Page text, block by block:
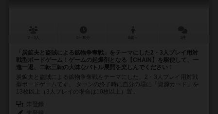
「炭鉱夫と盗賊による鉱物争奪戦」をテーマにした2・3人プレイ用対
戦型ボードゲーム！ゲームの起爆剤となる【CHAIN】を駆使して、一
進一退、二転三転の大味なバトル展開を楽しんでください！
炭鉱夫と盗賊による鉱物争奪戦をテーマにした、2・3人プレイ用対戦
型ボードゲームです。 ターンの終了時に自分の場に「資源カード」を
13枚以上（3人プレイの場合は10枚以上）置...